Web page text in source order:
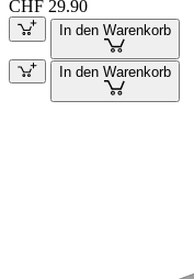
CHF 29.90
In den Warenkorb
In den Warenkorb